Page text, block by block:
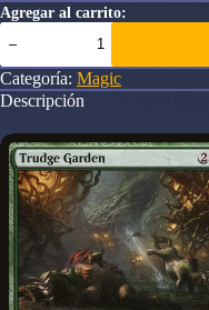
Agregar al carrito:
Trudge
Garden
Commander
2021
cantidad
Categoría: Magic
Descripción